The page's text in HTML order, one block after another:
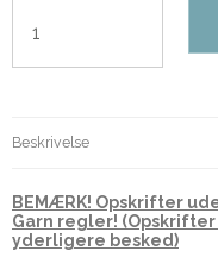
Beskrivelse
BEMÆRK! Opskrifter
Garn regler!
yderligere besked)